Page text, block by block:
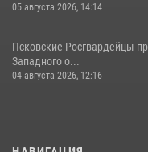
05 августа 2026, 14:14
Псковские Росгвардейцы
Западного о...
04 августа 2026, 12:16